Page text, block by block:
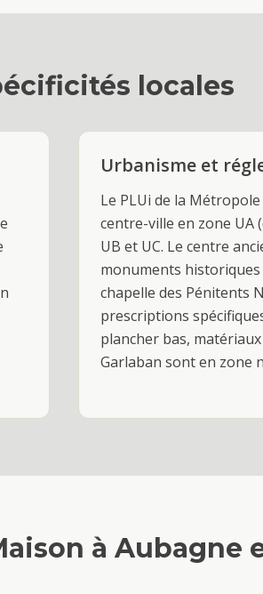
locales
Urbanisme et
Le PLUi de la
centre-ville en zone UA
UB et UC. Le centre
monuments
chapelle des Pénitents
prescriptions
plancher bas,
Garlaban sont en zone
à Aubagne